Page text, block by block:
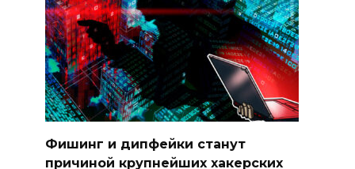
Фишинг и дипфейки станут
причиной крупнейших хакерских